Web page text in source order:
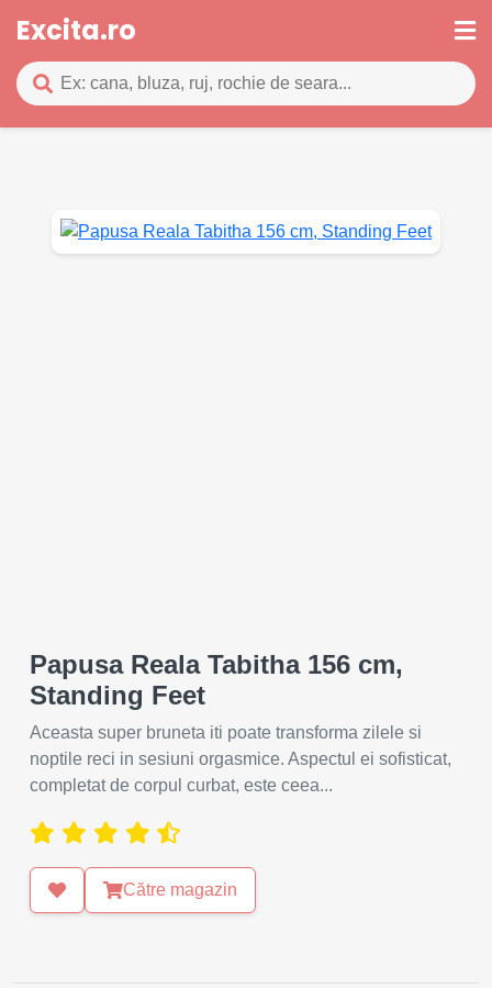
Excita.ro
Papusa Reala Tabitha 156 cm,
Standing Feet
Aceasta super bruneta iti poate transforma zilele si
noptile reci in sesiuni orgasmice. Aspectul ei sofisticat,
completat de corpul curbat, este ceea...
Către magazin